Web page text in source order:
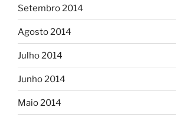
Setembro 2014
Agosto 2014
Julho 2014
Junho 2014
Maio 2014